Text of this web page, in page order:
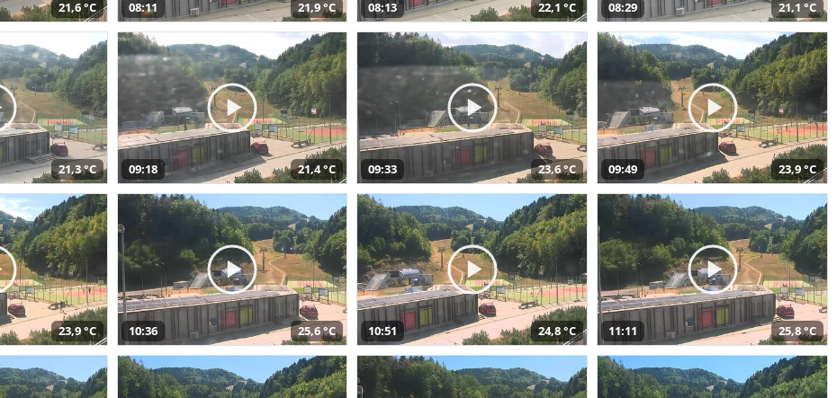
21,6 °C 08:11 21,9 °C 08:13 22,1 °C 08:29 21,1 °C
21,3 °C 09:18 21,4 °C 09:33 23,6 °C 09:49 23,9 °C
23,9 °C 10:36 25,6 °C 10:51 24,8 °C 11:11 25,8 °C